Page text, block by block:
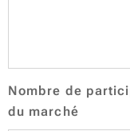
Nombre de
du marché